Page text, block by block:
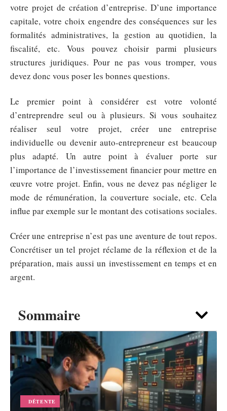
Sommaire
DÉTENTE
votre projet de création d’entreprise. D’une importance
capitale, votre choix engendre des conséquences sur les
formalités administratives, la gestion au quotidien, la
fiscalité, etc. Vous pouvez choisir parmi plusieurs
structures juridiques. Pour ne pas vous tromper, vous
devez donc vous poser les bonnes questions.
Le premier point à considérer est votre volonté
d’entreprendre seul ou à plusieurs. Si vous souhaitez
réaliser seul votre projet, créer une entreprise
individuelle ou devenir auto-entrepreneur est beaucoup
plus adapté. Un autre point à évaluer porte sur
l’importance de l’investissement financier pour mettre en
œuvre votre projet. Enfin, vous ne devez pas négliger le
mode de rémunération, la couverture sociale, etc. Cela
influe par exemple sur le montant des cotisations sociales.
Créer une entreprise n’est pas une aventure de tout repos.
Concrétiser un tel projet réclame de la réflexion et de la
préparation, mais aussi un investissement en temps et en
argent.